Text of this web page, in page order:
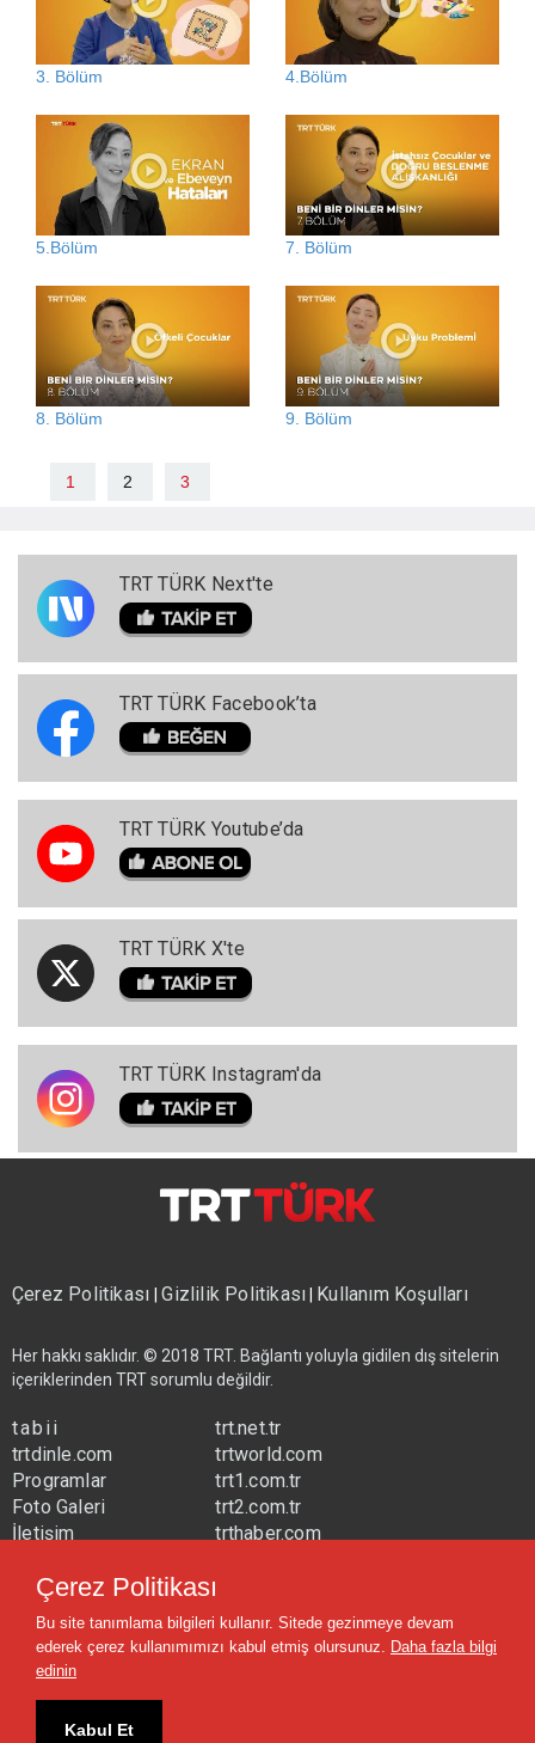
3. Bölüm 4.Bölüm
5.Bölüm 7. Bölüm
8. Bölüm 9. Bölüm
1 2 3
TRT TÜRK Next'te
TRT TÜRK Facebook’ta
TRT TÜRK Youtube’da
TRT TÜRK X'te
TRT TÜRK Instagram'da
Çerez Politikası|Gizlilik Politikası| Kullanım Koşulları
Her hakkı saklıdır. © 2018 TRT. Bağlantı yoluyla gidilen dış sitelerin
içeriklerinden TRT sorumlu değildir.
tabii
trtdinle.com
Programlar
Foto Galeri
İletişim
trt.net.tr
trtworld.com
trt1.com.tr
trt2.com.tr
trthaber.com
trtavaz.com.tr
trtmuzik.net.tr
trtcocuk.net.tr
Çerez Politikası
Bu site tanımlama bilgileri kullanır. Sitede gezinmeye devam
ederek çerez kullanımımızı kabul etmiş olursunuz. Daha fazla bilgi
edinin
Kabul Et